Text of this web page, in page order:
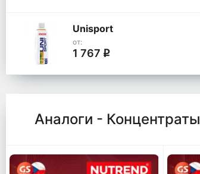
Unisport
от:
1 767 q
Аналоги - Концентраты